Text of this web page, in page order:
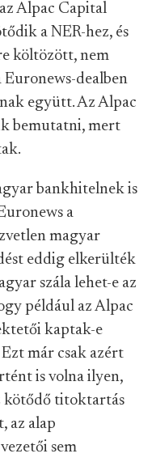
Alpac Capital
a NER-hez, és
költözött, nem
dealben
együtt. Az Alpac
bemutatni, mert
bankhitelnek is
a
magyar
eddig elkerülték
szála lehet-e az
például az Alpac
kaptak-e
már csak azért
is volna ilyen,
kötődő titoktartás
az alap
sem